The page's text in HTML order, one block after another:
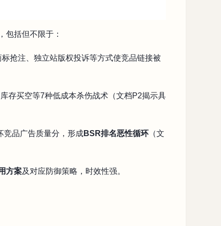
包括但不限于：
抢注、独立站版权投诉等方式使竞品链接被
存买空等7种低成本杀伤战术（文档P2揭示具
竞品广告质量分，形成BSR排名恶性循环 （文
方案及对应防御策略，时效性强。